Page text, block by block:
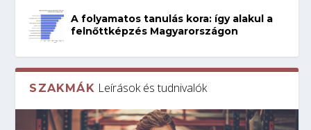
A folyamatos tanulás kora: így alakul a
felnőttképzés Magyarországon
SZAKMÁK Leírások és tudnivalók